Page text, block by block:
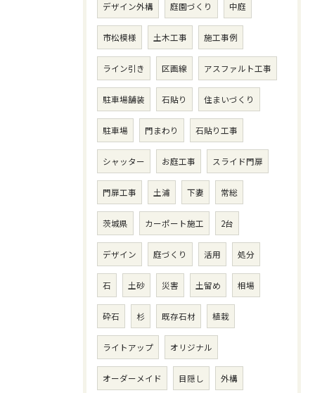
デザイン外構 庭園づくり 中庭
市松模様 土木工事 施工事例
ライン引き 区画線 アスファルト工事
駐車場舗装 石貼り 住まいづくり
駐車場 門まわり 石貼り工事
シャッター お庭工事 スライド門扉
門扉工事 土浦 下妻 常総
茨城県 カーポート施工 2台
デザイン 庭づくり 活用 処分
石 土砂 災害 土留め 相場
砕石 杉 既存石材 植栽
ライトアップ オリジナル
オーダーメイド 目隠し 外構